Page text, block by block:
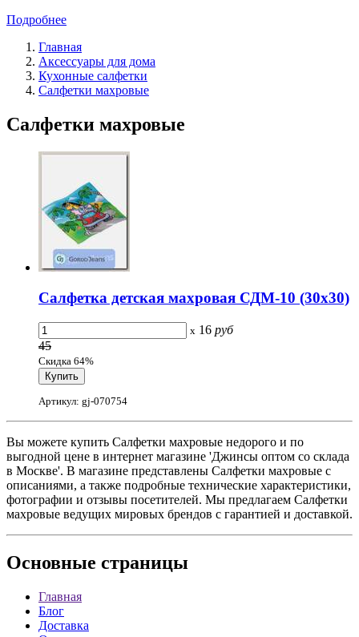
Подробнее
Главная
Аксессуары для дома
Кухонные салфетки
Салфетки махровые
Салфетки махровые
Салфетка детская махровая СДМ-10 (30x30)
x 16 руб
45
Скидка 64%
Артикул: gj-070754
Вы можете купить Салфетки махровые недорого и по
выгодной цене в интернет магазине 'Джинсы оптом со склада
в Москве'. В магазине представлены Салфетки махровые с
описаниями, а также подробные технические характеристики,
фотографии и отзывы посетителей. Мы предлагаем Салфетки
махровые ведущих мировых брендов с гарантией и доставкой.
Основные страницы
Главная
Блог
Доставка